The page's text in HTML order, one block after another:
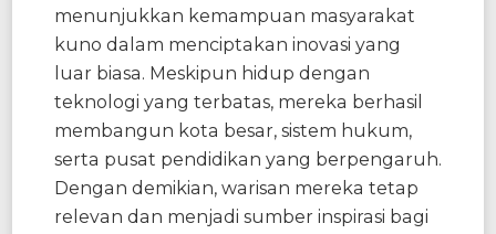
menunjukkan kemampuan masyarakat
kuno dalam menciptakan inovasi yang
luar biasa. Meskipun hidup dengan
teknologi yang terbatas, mereka berhasil
membangun kota besar, sistem hukum,
serta pusat pendidikan yang berpengaruh.
Dengan demikian, warisan mereka tetap
relevan dan menjadi sumber inspirasi bagi